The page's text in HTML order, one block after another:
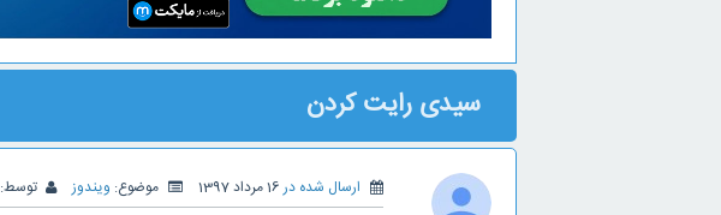
سیدی رایت کردن
ارسال شده در 16 مرداد 1397 موضوع: ویندوز توسط: